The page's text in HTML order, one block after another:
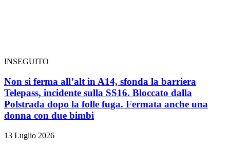
INSEGUITO
Non si ferma all’alt in A14, sfonda la barriera
Telepass, incidente sulla SS16. Bloccato dalla
Polstrada dopo la folle fuga. Fermata anche una
donna con due bimbi
13 Luglio 2026